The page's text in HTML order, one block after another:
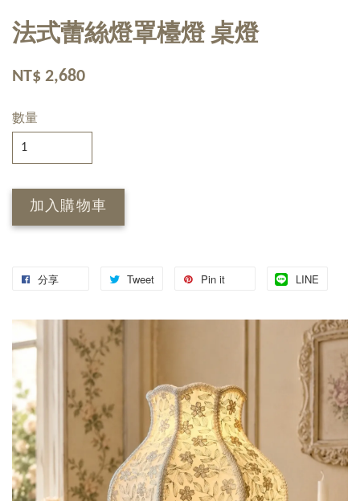
法式蕾絲燈罩檯燈 桌燈
NT$ 2,680
數量
加入購物車
分享 Tweet Pin it LINE